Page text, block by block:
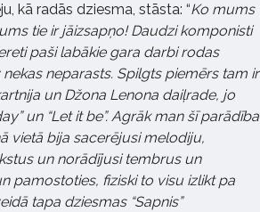
kā radās dziesma, stāsta: “Ko mums
tie ir jāizsapņo! Daudzi komponisti
paši labākie gara darbi rodas
neparasts. Spilgts piemērs tam ir
un Džona Lenona daiļrade, jo
un “Let it be”. Agrāk man šī parādība
vietā bija sacerējusi melodiju,
un norādījusi tembrus un
pamostoties, fiziski to visu izlikt pa
tapa dziesmas “Sapnis”